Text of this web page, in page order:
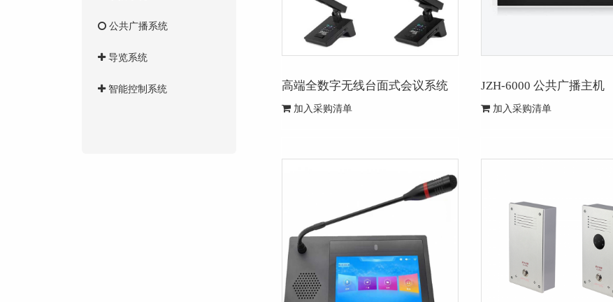
高端全数字无线台面式会议系统
加入采购清单
JZH-6000 公共广播主机
加入采购清单
公共广播系统
导览系统
智能控制系统